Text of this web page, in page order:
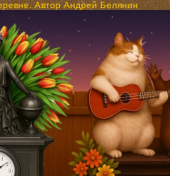
Автор Андрей Белянин